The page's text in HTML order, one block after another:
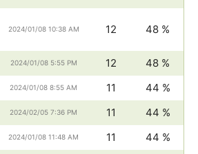
2024/01/08 10:38 AM 12 48 %
2024/01/08 5:55 PM 12
48 %
2024/01/08 8:55 AM 11
44 %
2024/02/05 7:36 PM 11
44 %
2024/01/08 11:48 AM 11
44 %